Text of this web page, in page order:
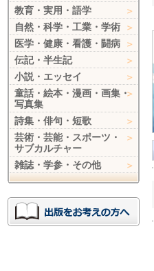
教育・実用・語学
自然・科学・工業・学術
医学・健康・看護・闘病
伝記・半生記
小説・エッセイ
童話・絵本・漫画・画集・
写真集
詩集・俳句・短歌
芸術・芸能・スポーツ・
サブカルチャー
雑誌・学参・その他